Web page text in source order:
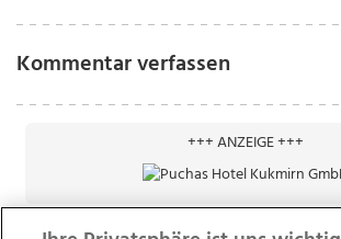
Kommentar verfassen
+++ ANZEIGE +++